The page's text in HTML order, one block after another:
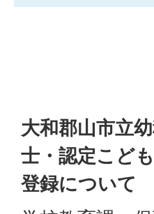
大和郡山市立
士・認定こど
登録について